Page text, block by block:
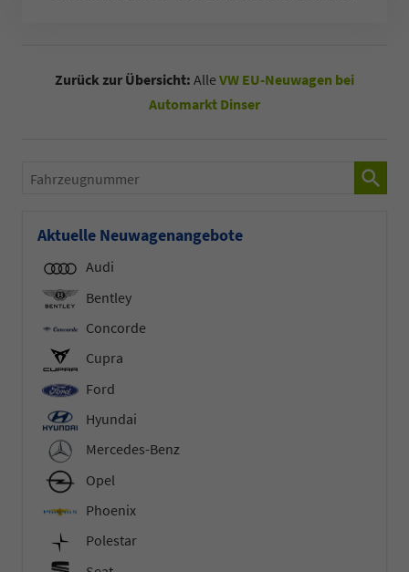
Zurück zur Übersicht: AlleVW EU-Neuwagen bei
Automarkt Dinser
Fahrzeugnummer
Aktuelle Neuwagenangebote
Audi
Bentley
Concorde
Cupra
Ford
Hyundai
Mercedes-Benz
Opel
Phoenix
Polestar